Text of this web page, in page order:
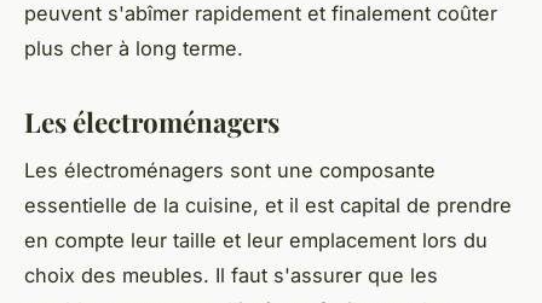
peuvent s'abîmer rapidement et finalement coûter
plus cher à long terme.
Les électroménagers
Les électroménagers sont une composante
essentielle de la cuisine, et il est capital de prendre
en compte leur taille et leur emplacement lors du
choix des meubles. Il faut s'assurer que les